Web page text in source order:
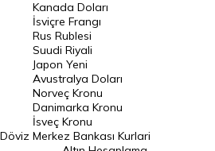
Frank Kuru
Riyal Kuru
Avustralya Doları
Danimarka Kronu Kuru
Kanada Doları Kuru
Norveç Kronu Kuru
Döviz
Kanada Doları
İsviçre Frangı
Rus Rublesi
Suudi Riyali
Japon Yeni
Avustralya Doları
Norveç Kronu
Danimarka Kronu
İsveç Kronu
Merkez Bankası Kurlari